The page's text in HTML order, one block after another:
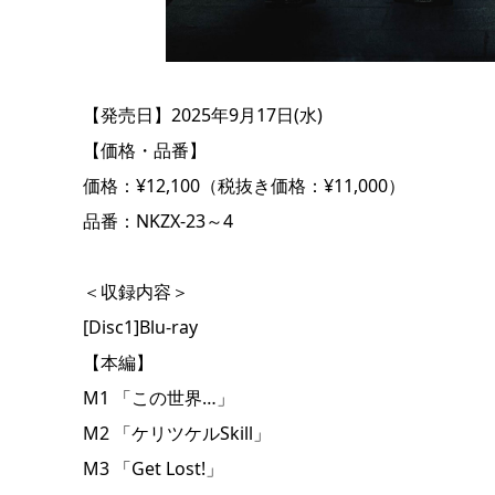
【発売日】2025年9月17日(水)
【価格・品番】
価格：¥12,100（税抜き価格：¥11,000）
品番：NKZX-23～4
＜収録内容＞
[Disc1]Blu-ray
【本編】
M1 「この世界…」
M2 「ケリツケルSkill」
M3 「Get Lost!」